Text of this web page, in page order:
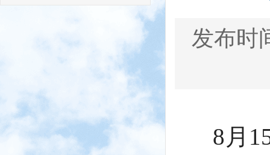
发布时
8月